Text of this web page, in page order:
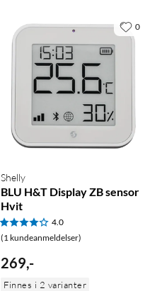
Shelly
BLU H&T Display ZB sensor
Hvit
4.0
(1 kundeanmeldelser)
269,-
Finnes i 2 varianter
0